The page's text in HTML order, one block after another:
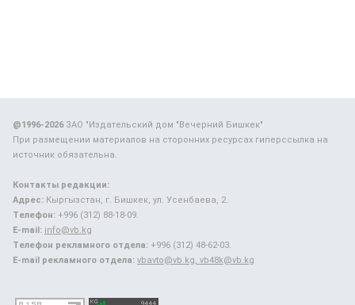
@1996-2026ЗАО "Издательский дом "Вечерний Бишкек"
При размещении материалов на сторонних ресурсах гиперссылка на
источник обязательна.
Контакты редакции:
Адрес: Кыргызстан, г. Бишкек, ул. Усенбаева, 2.
Телефон: +996 (312) 88-18-09.
E-mail: info@vb.kg
Телефон рекламного отдела: +996 (312) 48-62-03.
E-mail рекламного отдела: vbavto@vb.kg, vb48k@vb.kg